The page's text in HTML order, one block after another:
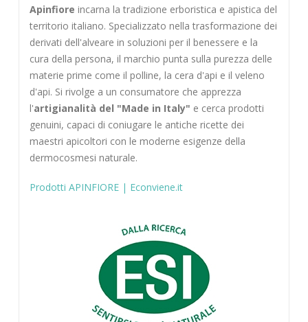
Apinfiore incarna la tradizione erboristica e apistica del
territorio italiano. Specializzato nella trasformazione dei
derivati dell'alveare in soluzioni per il benessere e la
cura della persona, il marchio punta sulla purezza delle
materie prime come il polline, la cera d'api e il veleno
d'api. Si rivolge a un consumatore che apprezza
l'artigianalità del "Made in Italy" e cerca prodotti
genuini, capaci di coniugare le antiche ricette dei
maestri apicoltori con le moderne esigenze della
dermocosmesi naturale.
Prodotti APINFIORE | Econviene.it